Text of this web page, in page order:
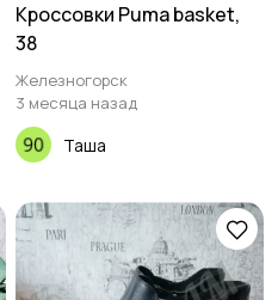
Кроссовки Puma basket,
38
Железногорск
3 месяца назад
Таша